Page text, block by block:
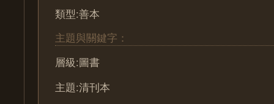
類型:善本
主題與關鍵字：
層級:圖書
主題:清刊本